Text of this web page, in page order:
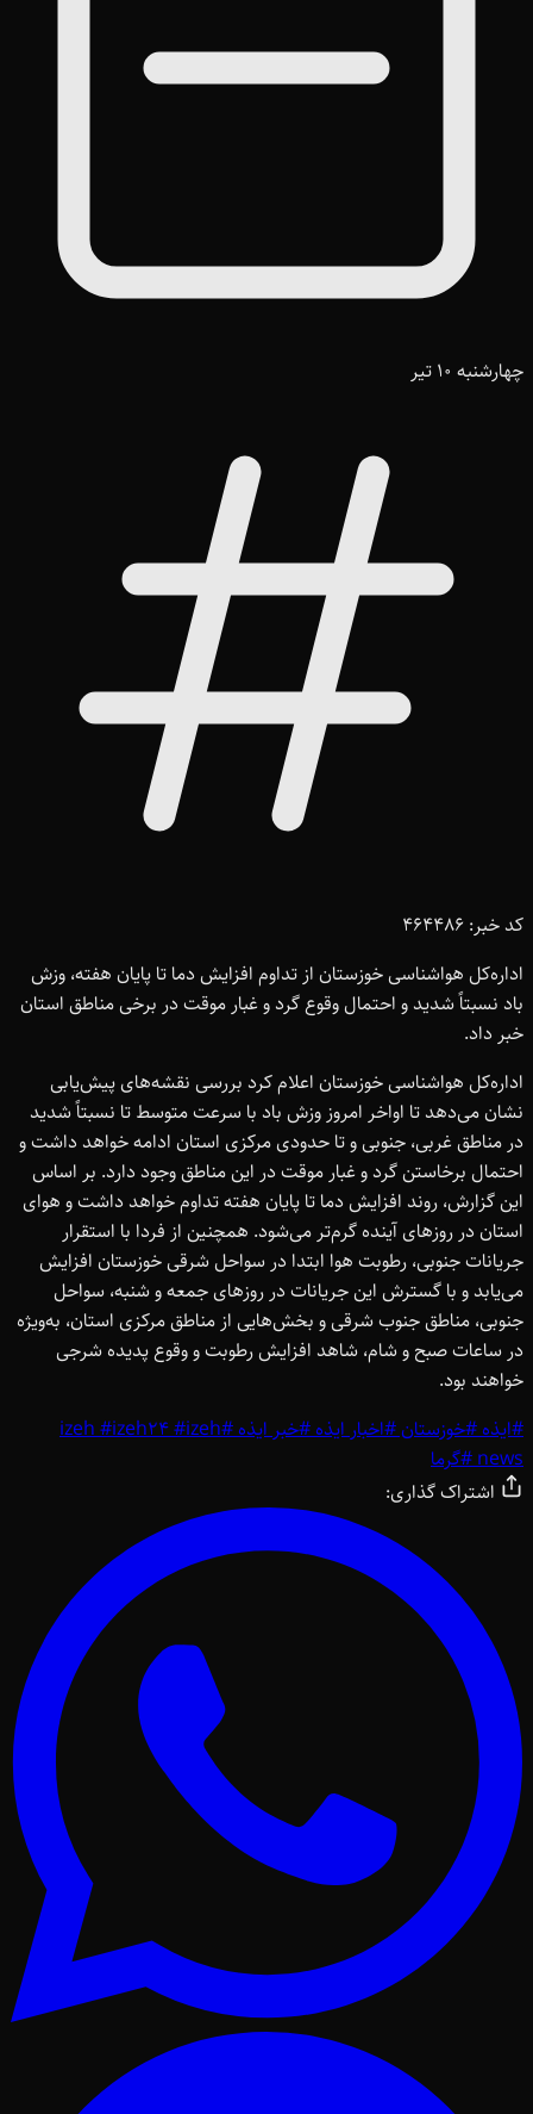
چهارشنبه 10 تیر
کد خبر: 464486
اداره‌کل هواشناسی خوزستان از تداوم افزایش دما تا پایان هفته، وزش
باد نسبتاً شدید و احتمال وقوع گرد و غبار موقت در برخی مناطق استان
خبر داد.
اداره‌کل هواشناسی خوزستان اعلام کرد بررسی نقشه‌های پیش‌یابی
نشان می‌دهد تا اواخر امروز وزش باد با سرعت متوسط تا نسبتاً شدید
در مناطق غربی، جنوبی و تا حدودی مرکزی استان ادامه خواهد داشت و
احتمال برخاستن گرد و غبار موقت در این مناطق وجود دارد. بر اساس
این گزارش، روند افزایش دما تا پایان هفته تداوم خواهد داشت و هوای
استان در روزهای آینده گرم‌تر می‌شود. همچنین از فردا با استقرار
جریانات جنوبی، رطوبت هوا ابتدا در سواحل شرقی خوزستان افزایش
می‌یابد و با گسترش این جریانات در روزهای جمعه و شنبه، سواحل
جنوبی، مناطق جنوب شرقی و بخش‌هایی از مناطق مرکزی استان، به‌ویژه
در ساعات صبح و شام، شاهد افزایش رطوبت و وقوع پدیده شرجی
خواهند بود.
#ایذه#خوزستان#اخبار ایذه#خبر ایذه#
izeh#izeh24#izeh
news
#گرما
اشتراک گذاری: